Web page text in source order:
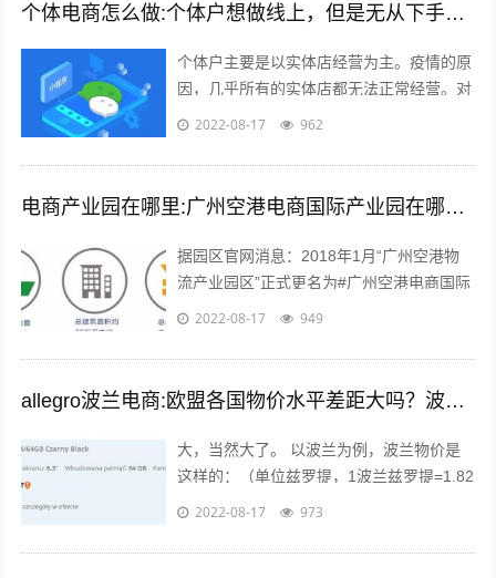
个体电商怎么做:个体户想做线上，但是无从下手，有什么建议吗？
个体户主要是以实体店经营为主。疫情的原
因，几乎所有的实体店都无法正常经营。对
于实体店来说，关门就意味着没有任何收入
2022-08-17 962
电商产业园在哪里:广州空港电商国际产业园在哪里？主要是做什么的？
据园区官网消息：2018年1月“广州空港物
流产业园区”正式更名为#广州空港电商国际
产业园#。园区名称变更通知 位于广州空港
2022-08-17 949
allegro波兰电商:欧盟各国物价水平差距大吗？波兰的物价水平又如何呢？
大，当然大了。 以波兰为例，波兰物价是
这样的：（单位兹罗提，1波兰兹罗提=1.82
人民币），本物价是按照波兰平均物价计算
2022-08-17 973